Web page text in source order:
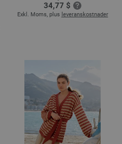
34,77 $
Exkl. Moms, plus leveranskostnader